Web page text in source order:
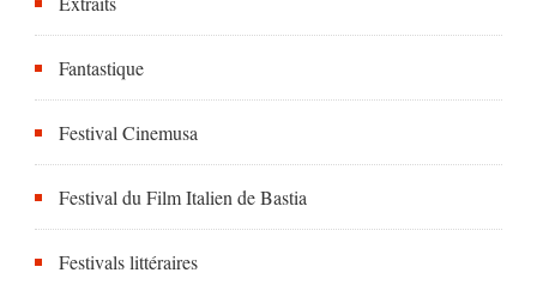
Fantastique
Festival Cinemusa
Festival du Film Italien de Bastia
Festivals littéraires